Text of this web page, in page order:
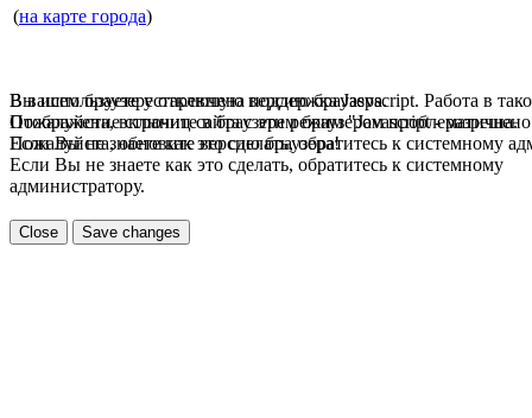
(на карте города)
В вашем браузере отключена поддержка Jasvscript. Работа в
Пожалуйста, включите в браузере режим "Javascript -
Если Вы не знаете как это сделать, обратитесь к системному
Вы используете устаревшую версию браузера.
Отображение страниц сайта с этим браузером проблематична.
Пожалуйста, обновите версию браузера!
Если Вы не знаете как это сделать, обратитесь к системному
администратору.
Close Save changes